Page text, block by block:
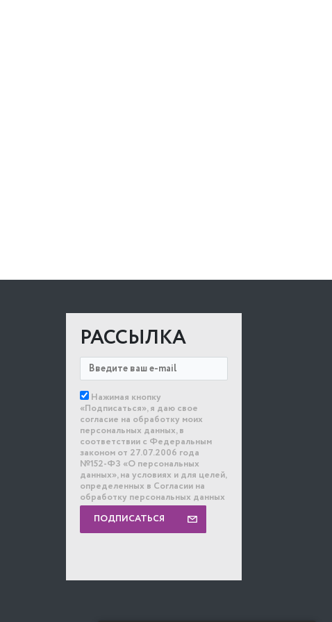
РАССЫЛКА
Нажимая кнопку
«Подписаться», я даю свое
согласие на обработку моих
персональных данных, в
соответствии с Федеральным
законом от 27.07.2006 года
№152-ФЗ «О персональных
данных», на условиях и для целей,
определенных в Согласии на
обработку персональных данных
ПОДПИСАТЬСЯ